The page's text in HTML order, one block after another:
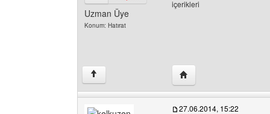
Uzman Üye
Konum: Hatırat
içerikleri
↑ Yazarın web sitesini
27.06.2014, 15:22